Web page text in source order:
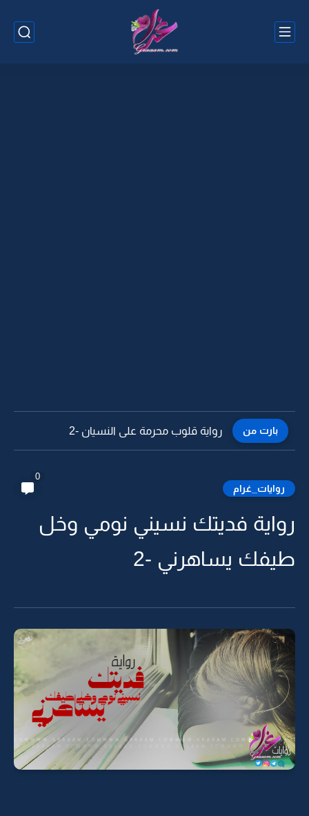
بارت من رواية قلوب محرمة على النسيان -1
روايات_غرام
0
رواية فديتك نسيني نومي وخل
طيفك يساهرني -2